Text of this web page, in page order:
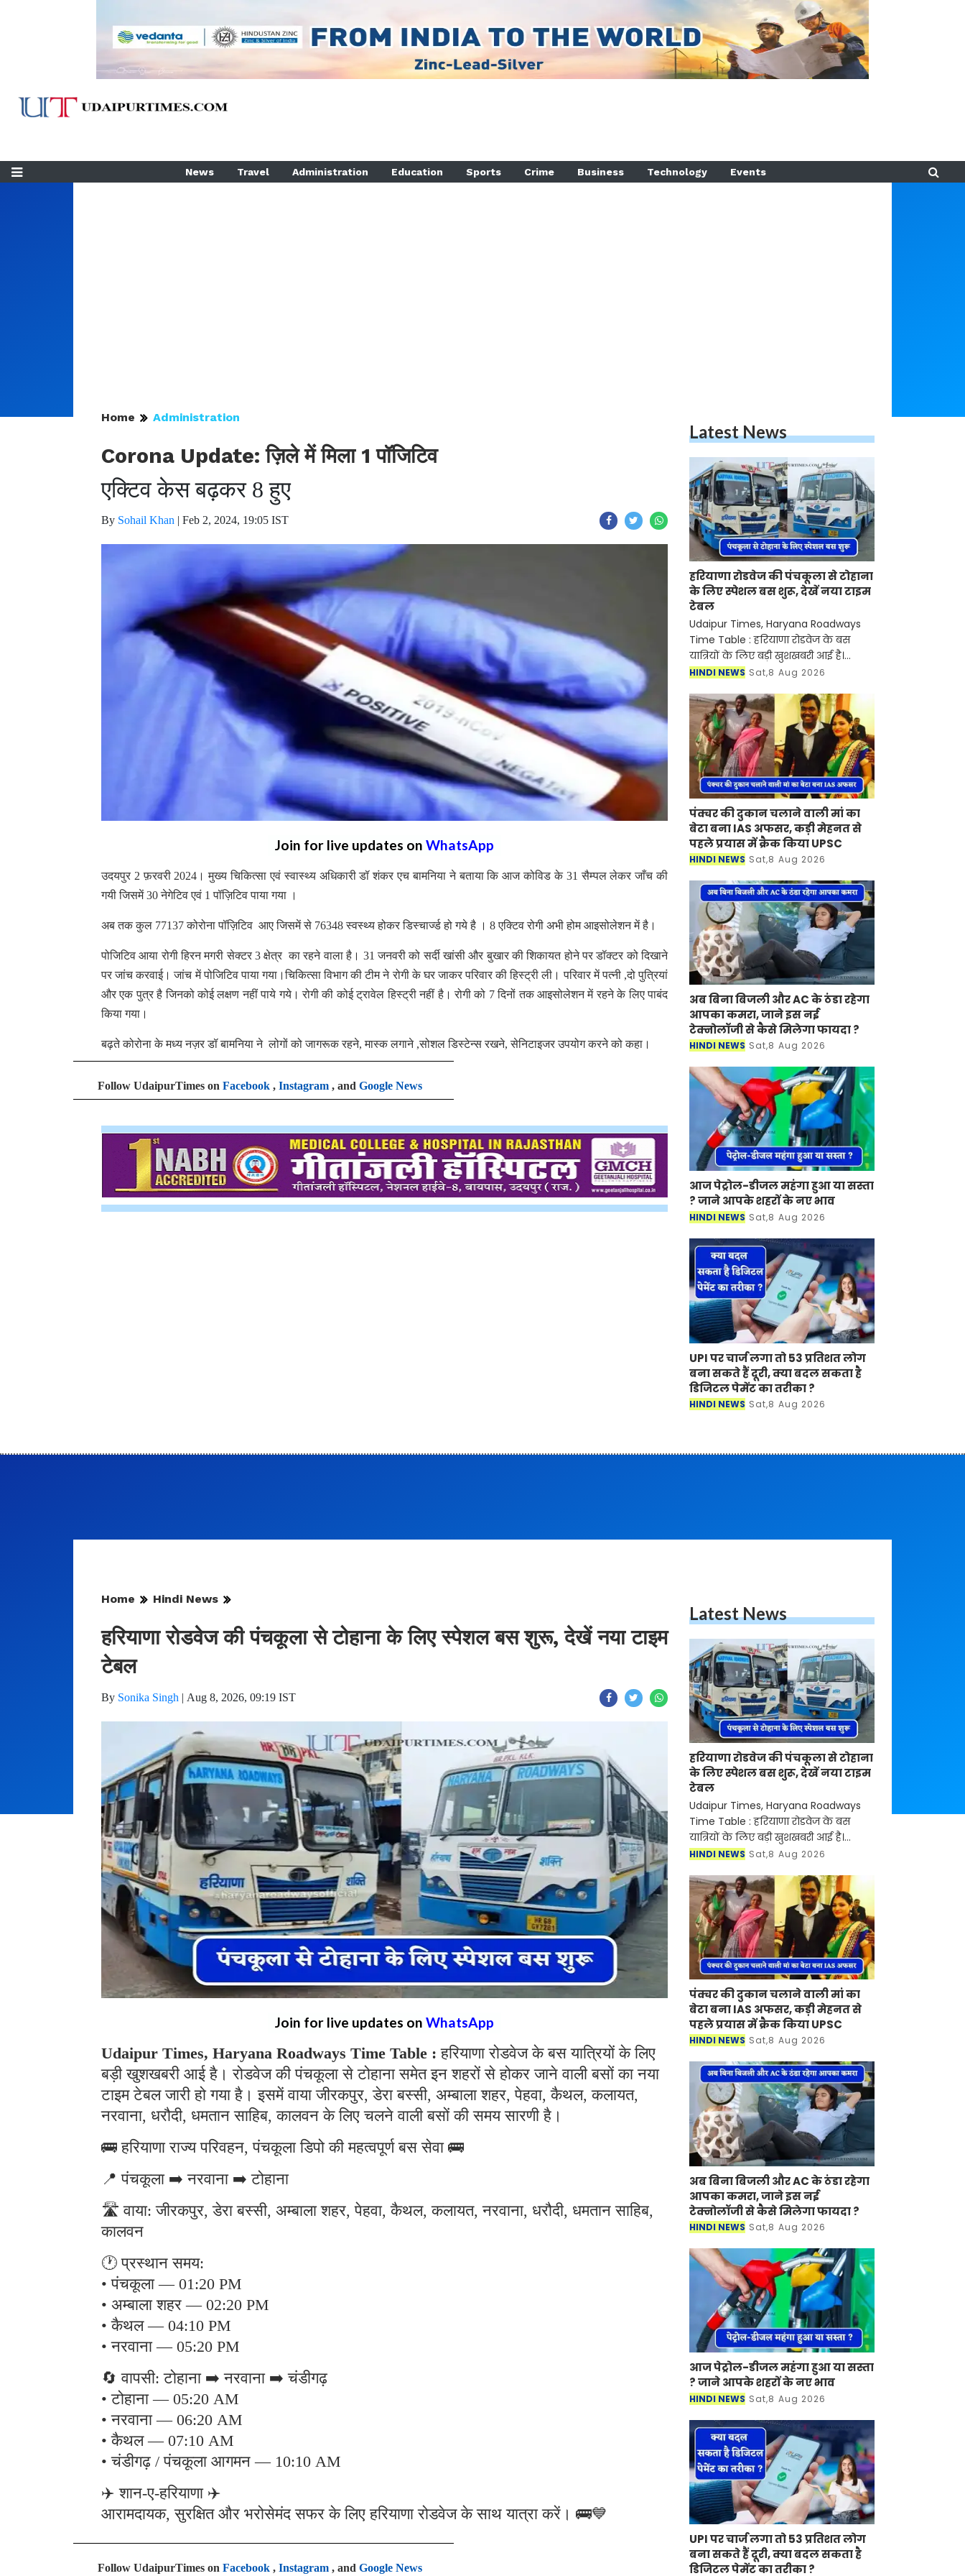
News Travel Administration Education Sports Crime Business Technology Events
Home Administration
Corona Update: ज़िले में मिला 1 पॉजिटिव
एक्टिव केस बढ़कर 8 हुए
By Sohail Khan | Feb 2, 2024, 19:05 IST
Join for live updates on WhatsApp
उदयपुर 2 फ़रवरी 2024। मुख्य चिकित्सा एवं स्वास्थ्य अधिकारी डॉ शंकर एच बामनिया ने बताया कि आज कोविड के 31 सैम्पल लेकर जाँच की
गयी जिसमें 30 नेगेटिव एवं 1 पॉज़िटिव पाया गया ।
अब तक कुल 77137 कोरोना पॉज़िटिव आए जिसमें से 76348 स्वस्थ्य होकर डिस्चार्ज्ड हो गये है । 8 एक्टिव रोगी अभी होम आइसोलेशन में है।
पोजिटिव आया रोगी हिरन मगरी सेक्टर 3 क्षेत्र का रहने वाला है। 31 जनवरी को सर्दी खांसी और बुखार की शिकायत होने पर डॉक्टर को दिखाने
पर जांच करवाई। जांच में पोजिटिव पाया गया।चिकित्सा विभाग की टीम ने रोगी के घर जाकर परिवार की हिस्ट्री ली। परिवार में पत्नी ,दो पुत्रियां
और एक पुत्र है जिनको कोई लक्षण नहीं पाये गये। रोगी की कोई ट्रावेल हिस्ट्री नहीं है। रोगी को 7 दिनों तक आइसोलेशन में रहने के लिए पाबंद
किया गया।
बढ़ते कोरोना के मध्य नज़र डॉ बामनिया ने लोगों को जागरूक रहने, मास्क लगाने ,सोशल डिस्टेन्स रखने, सेनिटाइजर उपयोग करने को कहा।
Follow UdaipurTimes on Facebook , Instagram , and Google News
Latest News
हरियाणा रोडवेज की पंचकूला से टोहाना
के लिए स्पेशल बस शुरू, देखें नया टाइम
टेबल
Udaipur Times, Haryana Roadways
Time Table : हरियाणा रोडवेज के बस
यात्रियों के लिए बड़ी खुशखबरी आई है।
रोडवेज की पंचकूला से टोहाना समेत इन
टाइम टेबल जारी हो गया है।
HINDI NEWS Sat,8 Aug 2026
पंक्चर की दुकान चलाने वाली मां का
बेटा बना IAS अफसर, कड़ी मेहनत से
पहले प्रयास में क्रैक किया UPSC
HINDI NEWS Sat,8 Aug 2026
अब बिना बिजली और AC के ठंडा रहेगा
आपका कमरा, जाने इस नई
टेक्नोलॉजी से कैसे मिलेगा फायदा ?
HINDI NEWS Sat,8 Aug 2026
आज पेट्रोल-डीजल महंगा हुआ या सस्ता
? जाने आपके शहरों के नए भाव
HINDI NEWS Sat,8 Aug 2026
UPI पर चार्ज लगा तो 53 प्रतिशत लोग
बना सकते हैं दूरी, क्या बदल सकता है
डिजिटल पेमेंट का तरीका ?
HINDI NEWS Sat,8 Aug 2026
Home Hindi News
हरियाणा रोडवेज की पंचकूला से टोहाना के लिए स्पेशल बस शुरू, देखें नया टाइम
टेबल
By Sonika Singh | Aug 8, 2026, 09:19 IST
Join for live updates on WhatsApp
Udaipur Times, Haryana Roadways Time Table : हरियाणा रोडवेज के बस यात्रियों के लिए
बड़ी खुशखबरी आई है। रोडवेज की पंचकूला से टोहाना समेत इन शहरों से होकर जाने वाली बसों का नया
टाइम टेबल जारी हो गया है। इसमें वाया जीरकपुर, डेरा बस्सी, अम्बाला शहर, पेहवा, कैथल, कलायत,
नरवाना, धरौदी, धमतान साहिब, कालवन के लिए चलने वाली बसों की समय सारणी है।
🚌 हरियाणा राज्य परिवहन, पंचकूला डिपो की महत्वपूर्ण बस सेवा 🚌
📍 पंचकूला ➡️ नरवाना ➡️ टोहाना
🛣️ वाया: जीरकपुर, डेरा बस्सी, अम्बाला शहर, पेहवा, कैथल, कलायत, नरवाना, धरौदी, धमतान साहिब,
कालवन
🕐 प्रस्थान समय:
• पंचकूला — 01:20 PM
• अम्बाला शहर — 02:20 PM
• कैथल — 04:10 PM
• नरवाना — 05:20 PM
🔄 वापसी: टोहाना ➡️ नरवाना ➡️ चंडीगढ़
• टोहाना — 05:20 AM
• नरवाना — 06:20 AM
• कैथल — 07:10 AM
• चंडीगढ़ / पंचकूला आगमन — 10:10 AM
✈️ शान-ए-हरियाणा ✈️
आरामदायक, सुरक्षित और भरोसेमंद सफर के लिए हरियाणा रोडवेज के साथ यात्रा करें। 🚌💙
Follow UdaipurTimes on Facebook , Instagram , and Google News
Latest News
हरियाणा रोडवेज की पंचकूला से टोहाना
के लिए स्पेशल बस शुरू, देखें नया टाइम
टेबल
Udaipur Times, Haryana Roadways
Time Table : हरियाणा रोडवेज के बस
यात्रियों के लिए बड़ी खुशखबरी आई है।
रोडवेज की पंचकूला से टोहाना समेत इन
टाइम टेबल जारी हो गया है।
HINDI NEWS Sat,8 Aug 2026
पंक्चर की दुकान चलाने वाली मां का
बेटा बना IAS अफसर, कड़ी मेहनत से
पहले प्रयास में क्रैक किया UPSC
HINDI NEWS Sat,8 Aug 2026
अब बिना बिजली और AC के ठंडा रहेगा
आपका कमरा, जाने इस नई
टेक्नोलॉजी से कैसे मिलेगा फायदा ?
HINDI NEWS Sat,8 Aug 2026
आज पेट्रोल-डीजल महंगा हुआ या सस्ता
? जाने आपके शहरों के नए भाव
HINDI NEWS Sat,8 Aug 2026
UPI पर चार्ज लगा तो 53 प्रतिशत लोग
बना सकते हैं दूरी, क्या बदल सकता है
डिजिटल पेमेंट का तरीका ?